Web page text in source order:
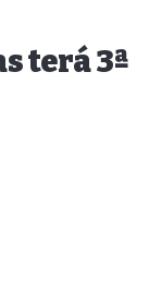
terá 3ª